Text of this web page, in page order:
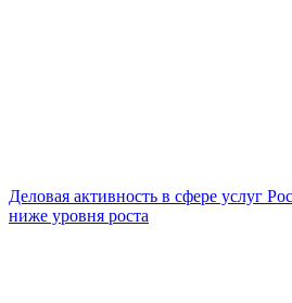
Деловая активность в сфере услуг
ниже уровня роста